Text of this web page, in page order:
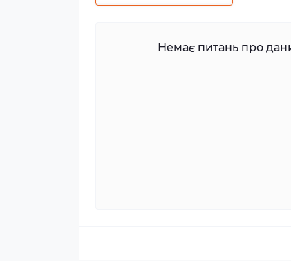
Немає питань про